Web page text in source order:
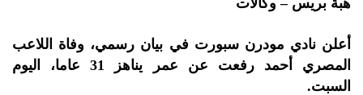
هبة بريس – وكالات
أعلن نادي مودرن سبورت في بيان رسمي، وفاة اللاعب
المصري أحمد رفعت عن عمر يناهز 31 عاما، اليوم
السبت.